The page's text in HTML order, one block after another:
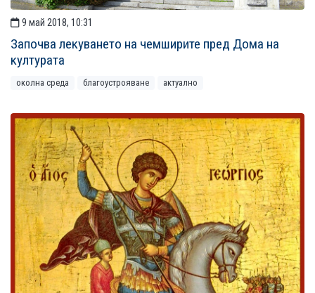
9 май 2018, 10:31
Започва лекуването на чемширите пред Дома на
културата
околна среда благоустрояване актуално